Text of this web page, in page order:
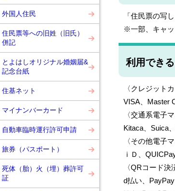
外国人住民
住民票等への旧姓（旧氏）
併記
とよはしオリジナル婚姻届&
記念台紙
住基ネット
マイナンバーカード
自動車臨時運行許可申請
旅券（パスポート）
死体（胎）火（埋）葬許可
証
「住民票の写
※一部、キャッ
利用でき
〈クレジットカ
VISA、Master
〈交通系電子マ
Kitaca、Suica
〈その他電子マ
ｉＤ、
〈QRコード決
d払い、